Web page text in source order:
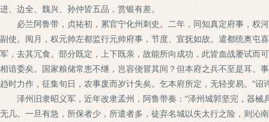
进、边全、魏兴、孙仲皆五品，赏银有差。
必兰阿鲁带，贞祐初，累官宁化州刺史。二年，同知真定府事，权
副使。阅月，权元帅左都监行元帅府事，节度、宣抚如故。遣都统奥屯
军，去其冗食。部分既定，上下既亲，故能所向成功，此皆血战屡试而
相谙委矣。国家粮储常患不继，岂容侥冒其间？但本府之兵不至是耳。
趋时力作，征集旬日，农事废而岁计失矣。乞本府所定，无轻变易。”
泽州旧隶昭义军，近年改隶孟州，阿鲁带奏：“泽州城郭坚完，器械
无几。一旦有急，所保者少，所遣者多，徒弃名城以失太行之险，则沁